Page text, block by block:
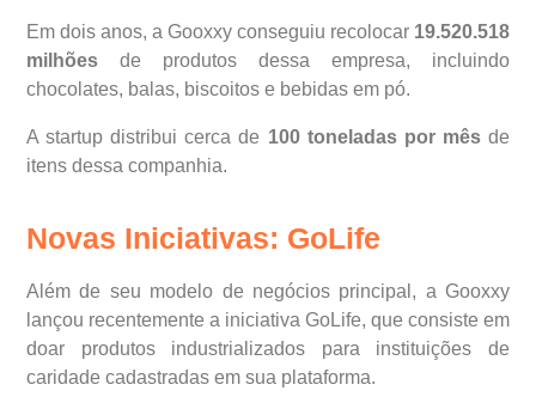
Em dois anos, a Gooxxy conseguiu recolocar 19.520.518
milhões de produtos dessa empresa, incluindo
chocolates, balas, biscoitos e bebidas em pó.
A startup distribui cerca de 100 toneladas por mêsde
itens dessa companhia.
Novas Iniciativas: GoLife
Além de seu modelo de negócios principal, a Gooxxy
lançou recentemente a iniciativa GoLife, que consiste em
doar produtos industrializados para instituições de
caridade cadastradas em sua plataforma.